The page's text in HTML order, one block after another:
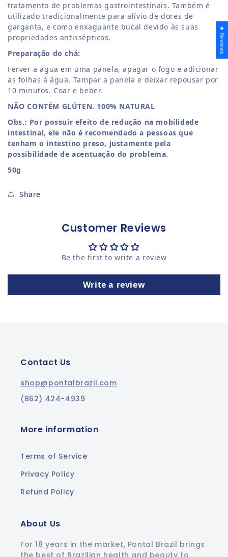
tratamento de problemas gastrointestinais. Também é
utilizado tradicionalmente para alívio de dores de
garganta, e como enxaguante bucal devido às suas
propriedades antissépticas.
Preparação do chá:
Ferver a água em uma panela, apagar o fogo e adicionar
as folhas à água. Tampar a panela e deixar repousar por
10 minutos. Coar e beber.
NÃO CONTÉM GLÚTEN. 100% NATURAL
Obs.: Por possuir efeito de redução na mobilidade
intestinal, ele não é recomendado a pessoas que
tenham o intestino preso, justamente pela
possibilidade de acentuação do problema.
50g
Share
Customer Reviews
Be the first to write a review
Write a review
Contact Us
shop@pontalbrazil.com
(862) 424-4939
More information
Terms of Service
Privacy Policy
Refund Policy
About Us
For 18 years in the market, Pontal Brazil brings
the best of Brazilian health and beauty to
★ Reviews